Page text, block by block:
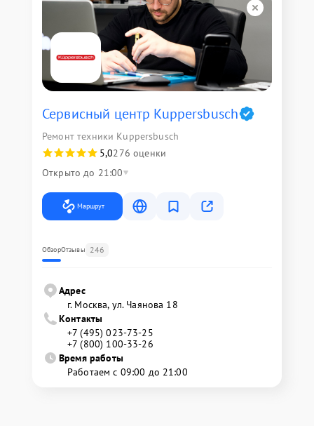
Сервисный центр Kuppersbusch
Ремонт техники Kuppersbusch
5,0276 оценки
Открыто до 21:00
Маршрут
ОбзорОтзывы 246
Адрес
г. Москва, ул. Чаянова 18
Контакты
+7 (495) 023-73-25
+7 (800) 100-33-26
Время работы
Работаем с 09:00 до 21:00